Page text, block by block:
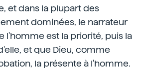
et dans la plupart des
dominées, le narrateur
l'homme est la priorité, puis la
et que Dieu, comme
la présente à l'homme.